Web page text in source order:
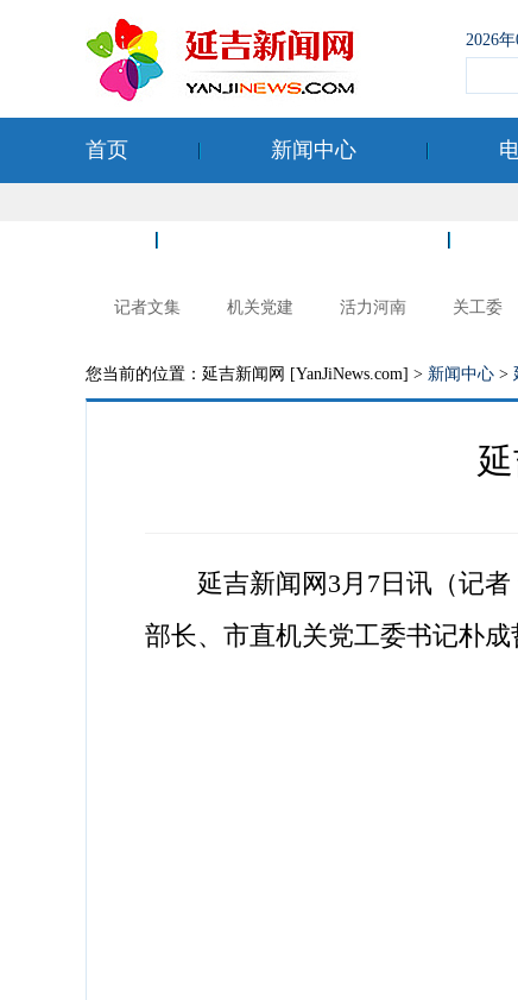
2026
首页 新闻中心
记者文集 机关党建 活力河南 关工委
您当前的位置：延吉新闻网 [YanJiNews.com] > 新闻中心 >
延吉新闻网3月7日讯（记者
部长、市直机关党工委书记朴成